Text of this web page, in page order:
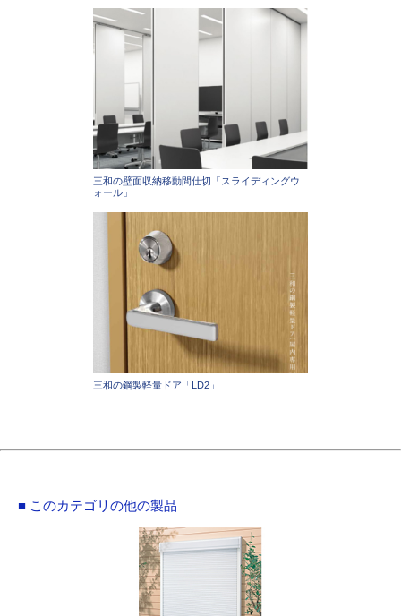
三和の壁面収納移動間仕切「スライディングウ
ォール」
三和の鋼製軽量ドア「LD2」
■ このカテゴリの他の製品